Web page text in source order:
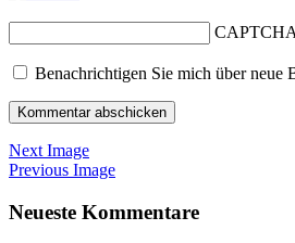
Benachrichtigen Sie mich über neue
Next Image
Previous Image
Neueste Kommentare